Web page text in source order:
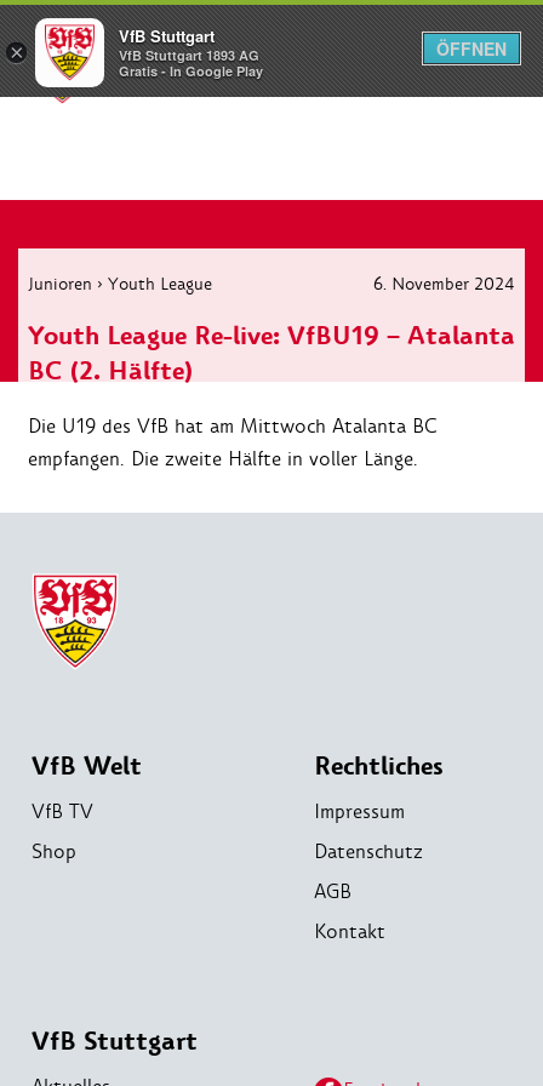
Menü
Junioren › Youth League 6. November 2024
Youth League Re-live: VfBU19 – Atalanta
BC (2. Hälfte)
Die U19 des VfB hat am Mittwoch Atalanta BC
empfangen. Die zweite Hälfte in voller Länge.
VfB Welt
VfB TV
Shop
Rechtliches
Impressum
Datenschutz
AGB
Kontakt
VfB Stuttgart
×
VfB Stuttgart
VfB Stuttgart 1893 AG
Gratis - In Google Play
ÖFFNEN